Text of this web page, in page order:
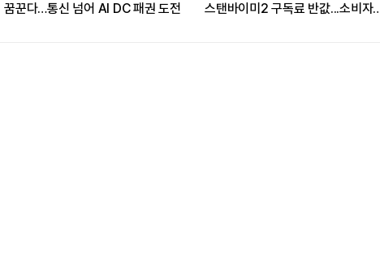
꿈꾼다…통신 넘어 AI DC 패권 도전
스탠바이미2 구독료 반값...소비자